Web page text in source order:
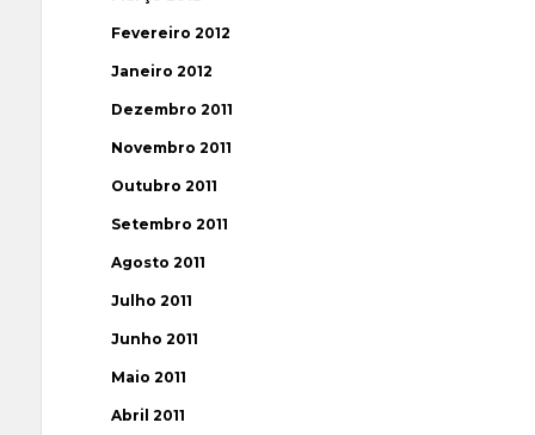
Fevereiro 2012
Janeiro 2012
Dezembro 2011
Novembro 2011
Outubro 2011
Setembro 2011
Agosto 2011
Julho 2011
Junho 2011
Maio 2011
Abril 2011